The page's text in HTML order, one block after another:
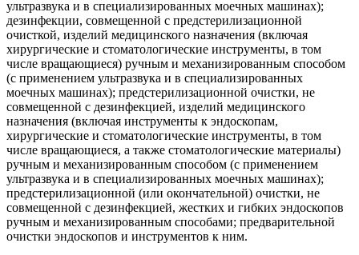
ультразвука и в специализированных моечных машинах);
дезинфекции, совмещенной с предстерилизационной
очисткой, изделий медицинского назначения (включая
хирургические и стоматологические инструменты, в том
числе вращающиеся) ручным и механизированным способом
(с применением ультразвука и в специализированных
моечных машинах); предстерилизационной очистки, не
совмещенной с дезинфекцией, изделий медицинского
назначения (включая инструменты к эндоскопам,
хирургические и стоматологические инструменты, в том
числе вращающиеся, а также стоматологические материалы)
ручным и механизированным способом (с применением
ультразвука и в специализированных моечных машинах);
предстерилизационной (или окончательной) очистки, не
совмещенной с дезинфекцией, жестких и гибких эндоскопов
ручным и механизированным способами; предварительной
очистки эндоскопов и инструментов к ним.